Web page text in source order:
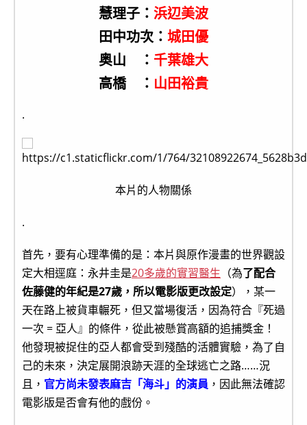
慧理子： 浜辺美波
田中功次： 城田優
奥山 ： 千葉雄大
高橋 ： 山田裕貴
.
本片的人物關係
.
首先，要有心理準備的是：本片與原作漫畫的世界觀設
定大相逕庭：永井圭是20多歲的實習醫生 （為了配合
佐藤健的年紀是27歲，所以電影版更改設定），某一
天在路上被貨車輾死，但又當場復活，因為符合『死過
一次 = 亞人』的條件，從此被懸賞高額的追捕獎金！
他發現被捉住的亞人都會受到殘酷的活體實驗，為了自
己的未來，決定展開浪跡天涯的全球逃亡之路……況
且， 官方尚未發表麻吉「海斗」的演員 ，因此無法確認
電影版是否會有他的戲份。